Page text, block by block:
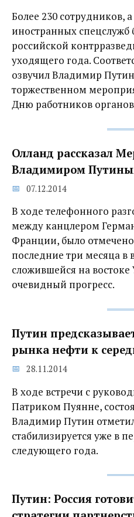
Более 230 сотрудников,
иностранных спецслужб
российской
уходящего года.
озвучил Владимир
торжественном
Дню работников
Олланд рассказал
Владимиром
07.12.2014
В ходе телефонного
между канцлером
Франции, было
последние три месяца в
сложившейся на
очевидный прогресс.
Путин
рынка нефти к
28.11.2014
В ходе встречи с
Патриком Пуянне,
Владимир Путин
стабилизируется уже в
следующего года.
Путин: Россия